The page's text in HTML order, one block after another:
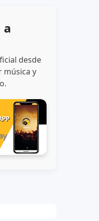
a
desde
música y